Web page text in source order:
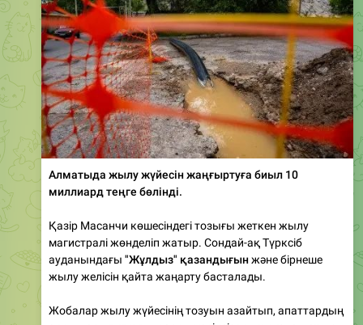
Алматыда жылу жүйесін жаңғыртуға биыл 10
миллиард теңге бөлінді.
Қазір Масанчи көшесіндегі тозығы жеткен жылу
ауданындағы"Жұлдыз" қазандығынжәне бірнеше
жылу желісін қайта жаңарту басталады.
Жобалар жылу жүйесінің тозуын азайтып, апаттардың
сумен қамтамасыз етуге бағытталған.